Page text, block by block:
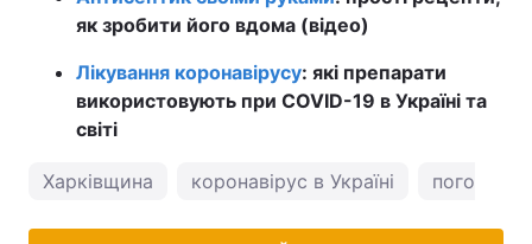
як зробити його вдома (відео)
Лікування коронавірусу: які препарати
використовують при COVID-19 в Україні та
світі
Харківщина коронавірус в Україні погода у